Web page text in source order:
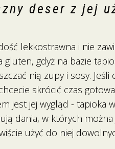
deser z jej
lekkostrawna i nie
gluten, gdyż na bazie
nią zupy i sosy.
skrócić czas
jest jej wygląd - tapioka
dania, w których można
użyć do niej